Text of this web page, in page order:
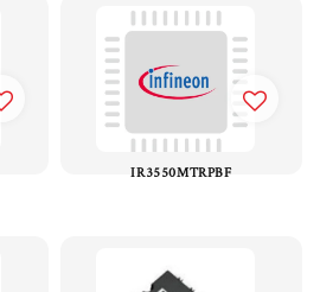
IR3550MTRPBF